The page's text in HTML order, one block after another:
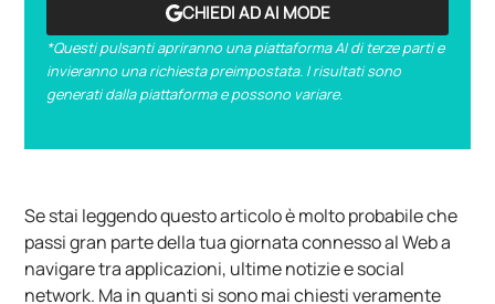
CHIEDI AD AI MODE
*Questi pulsanti apriranno una piattaforma AI di terze parti e
invieranno una richiesta preimpostata. I risultati sono
generati dalla piattaforma e possono variare.
Se stai leggendo questo articolo è molto probabile che
passi gran parte della tua giornata connesso al Web a
navigare tra applicazioni, ultime notizie e social
network. Ma in quanti si sono mai chiesti veramente